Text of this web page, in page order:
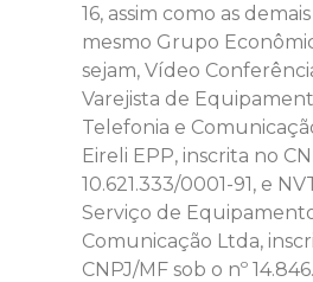
16, assim como as
mesmo Grupo
sejam, Vídeo
Varejista de
Telefonia e
Eireli EPP, inscrita no
10.621.333/0001-91, e
Serviço de
Comunicação Ltda,
CNPJ/MF sob o nº